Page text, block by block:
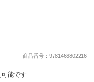
商品番号：9781466802216
能です